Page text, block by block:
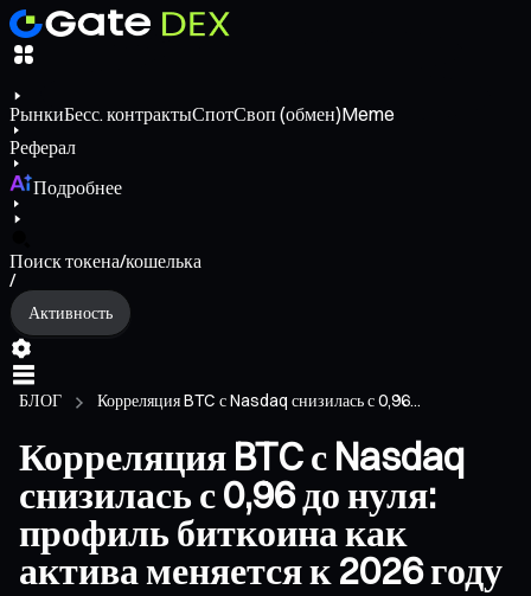
РынкиБесс. контрактыСпотСвоп (обмен)Meme
Реферал
Подробнее
Поиск токена/кошелька
/
Активность
БЛОГ Корреляция BTC с Nasdaq снизилась с 0,96...
Корреляция BTC с Nasdaq
снизилась с 0,96 до нуля:
профиль биткоина как
актива меняется к 2026 году